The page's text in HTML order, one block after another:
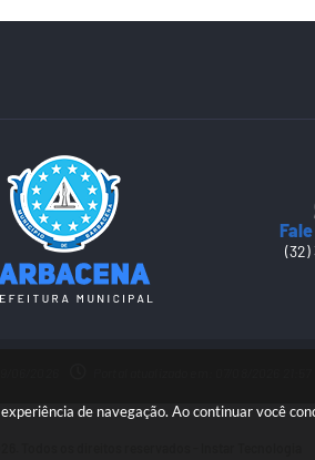
de navegação. Ao continuar você
(32)